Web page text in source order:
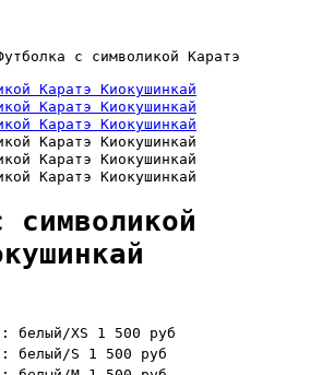
с символикой Каратэ
символикой
белый/XS 1 500 руб
белый/S 1 500 руб